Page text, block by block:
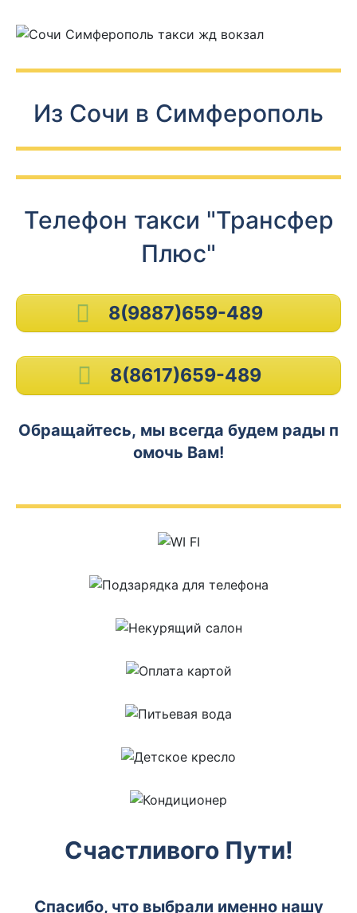
Из Сочи в Симферополь
Телефон такси "Трансфер
Плюс"
8(9887)659-489
8(8617)659-489
Обращайтесь, мы всегда будем рады п
омочь Вам!
Счастливого Пути!
Спасибо, что выбрали именно нашу